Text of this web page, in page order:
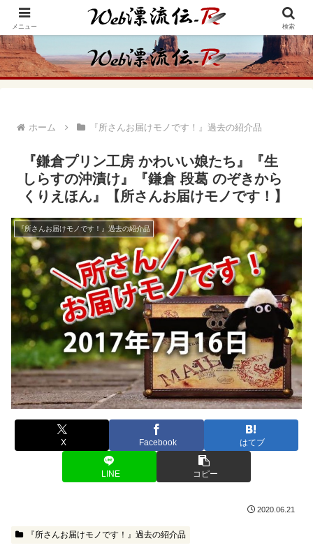
アメリカ・インディアンの思想・生き方からの学びをメインに、趣味や経験則
からの情報を発信
ホーム 『所さんお届けモノです！』過去の紹介品
『鎌倉プリン工房 かわいい娘たち』『生
しらすの沖漬け』『鎌倉 段葛 のぞきから
くりえほん』【所さんお届けモノです！】
『所さんお届けモノです！』過去の紹介品
X Facebook はてブ
LINE コピー
2020.06.21
『所さんお届けモノです！』過去の紹介品
メニュー 検索